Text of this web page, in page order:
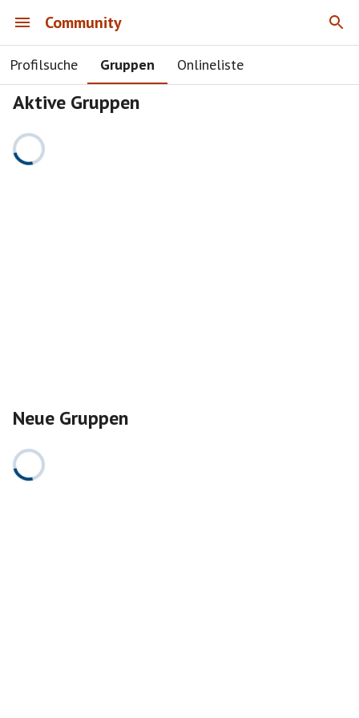
Community
Profilsuche Gruppen Onlineliste
Aktive Gruppen
Neue Gruppen